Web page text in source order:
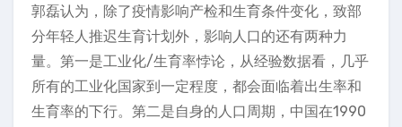
郭磊认为，除了疫情影响产检和生育条件变化，致部
分年轻人推迟生育计划外，影响人口的还有两种力
量。第一是工业化/生育率悖论，从经验数据看，几乎
所有的工业化国家到一定程度，都会面临着出生率和
生育率的下行。第二是自身的人口周期，中国在1990